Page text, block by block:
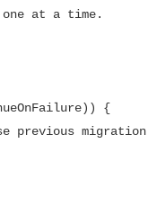
one at a time.